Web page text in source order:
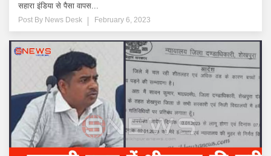
सहारा इंडिया से पैसा वापस...
Post By News Desk February 6, 2023